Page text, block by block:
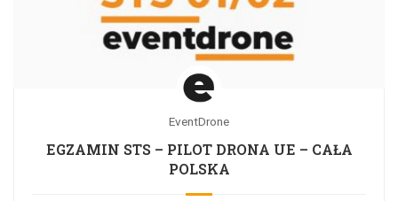
EventDrone
EGZAMIN STS – PILOT DRONA UE – CAŁA
POLSKA